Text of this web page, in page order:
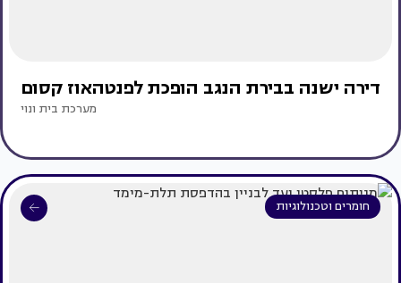
דירה ישנה בבירת הנגב הופכת לפנטהאוז קסום
מערכת בית ונוי
חומרים וטכנולוגיות